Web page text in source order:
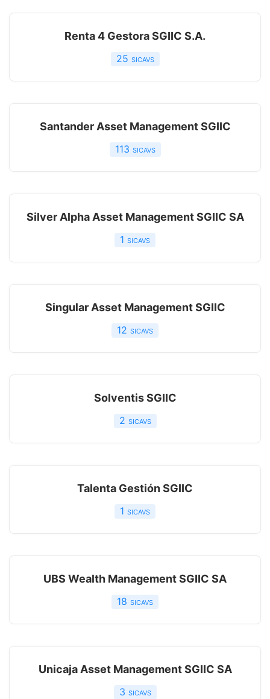
Renta 4 Gestora SGIIC S.A.
25 sicavs
Santander Asset Management SGIIC
113 sicavs
Silver Alpha Asset Management SGIIC SA
1 sicavs
Singular Asset Management SGIIC
12 sicavs
Solventis SGIIC
2 sicavs
Talenta Gestión SGIIC
1 sicavs
UBS Wealth Management SGIIC SA
18 sicavs
Unicaja Asset Management SGIIC SA
3 sicavs